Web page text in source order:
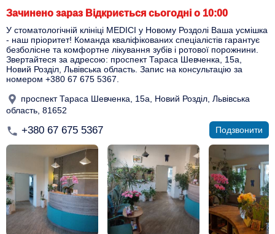
Зачинено зараз Відкриється сьогодні о 10:00
У стоматологічній клініці MEDICI у Новому Роздолі Ваша усмішка
- наш пріоритет! Команда кваліфікованих спеціалістів гарантує
безболісне та комфортне лікування зубів і ротової порожнини.
Звертайтеся за адресою: проспект Тараса Шевченка, 15а,
Новий Розділ, Львівська область. Запис на консультацію за
номером +380 67 675 5367.
проспект Тараса Шевченка, 15а, Новий Розділ, Львівська
область, 81652
+380 67 675 5367 Подзвонити